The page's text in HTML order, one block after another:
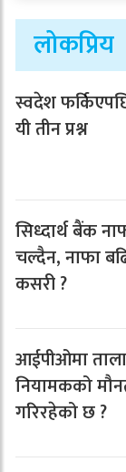
लोकप्रिय
स्वदेश
यी तीन प्रश्न
सिध्दार्थ बैंक
चल्दैन, नाफा
कसरी ?
आईपीओमा
नियामकको
गरिरहेको छ ?